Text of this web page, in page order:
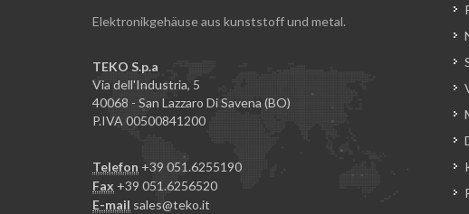
Elektronikgehäuse aus kunststoff und metal.
TEKO S.p.a
Via dell'Industria, 5
40068 - San Lazzaro Di Savena (BO)
P.IVA 00500841200
Telefon +39 051.6255190
Fax +39 051.6256520
E-mail sales@teko.it